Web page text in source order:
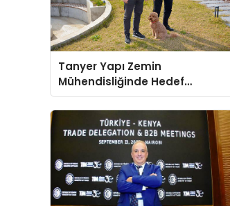
Tanyer Yapı Zemin
Mühendisliğinde Hedef
Büyüttü